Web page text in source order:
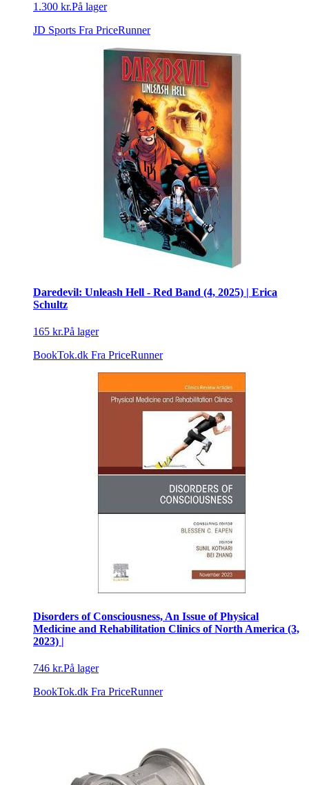
1.300 kr.På lager
JD Sports Fra PriceRunner
Daredevil: Unleash Hell - Red Band (4, 2025) | Erica
Schultz
165 kr.På lager
BookTok.dk Fra PriceRunner
Disorders of Consciousness, An Issue of Physical
Medicine and Rehabilitation Clinics of North America (3,
2023) |
746 kr.På lager
BookTok.dk Fra PriceRunner